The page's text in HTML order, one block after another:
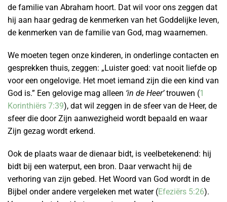
de familie van Abraham hoort. Dat wil voor ons zeggen dat
hij aan haar gedrag de kenmerken van het Goddelijke leven,
de kenmerken van de familie van God, mag waarnemen.
We moeten tegen onze kinderen, in onderlinge contacten en
gesprekken thuis, zeggen: „Luister goed: vat nooit liefde op
voor een ongelovige. Het moet iemand zijn die een kind van
God is.” Een gelovige mag alleen ‘in de Heer’trouwen (1
Korinthiërs 7:39), dat wil zeggen in de sfeer van de Heer, de
sfeer die door Zijn aanwezigheid wordt bepaald en waar
Zijn gezag wordt erkend.
Ook de plaats waar de dienaar bidt, is veelbetekenend: hij
bidt bij een waterput, een bron. Daar verwacht hij de
verhoring van zijn gebed. Het Woord van God wordt in de
Bijbel onder andere vergeleken met water (Efeziërs 5:26).